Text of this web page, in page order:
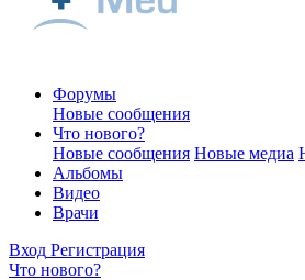
Форумы
Новые сообщения
Что нового?
Новые сообщения Новые медиа
Альбомы
Видео
Врачи
Вход Регистрация
Что нового?